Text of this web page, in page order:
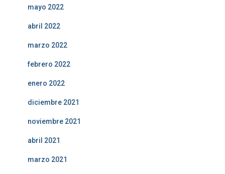
mayo 2022
abril 2022
marzo 2022
febrero 2022
enero 2022
diciembre 2021
noviembre 2021
abril 2021
marzo 2021